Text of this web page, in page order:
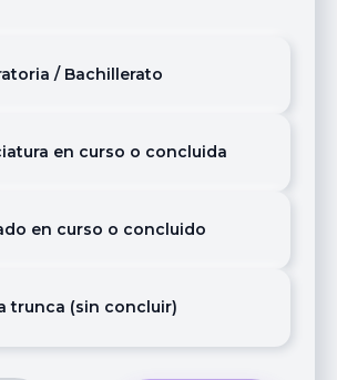
/ Bachillerato
en curso o concluida
en curso o concluido
trunca (sin concluir)